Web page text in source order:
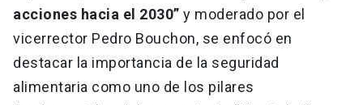
acciones hacia el 2030” y moderado por el
vicerrector Pedro Bouchon, se enfocó en
destacar la importancia de la seguridad
alimentaria como uno de los pilares